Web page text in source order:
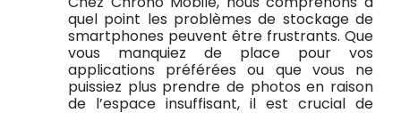
quel point les problèmes de stockage de
smartphones peuvent être frustrants. Que
vous manquiez de place pour vos
applications préférées ou que vous ne
puissiez plus prendre de photos en raison
de l’espace insuffisant, il est crucial de